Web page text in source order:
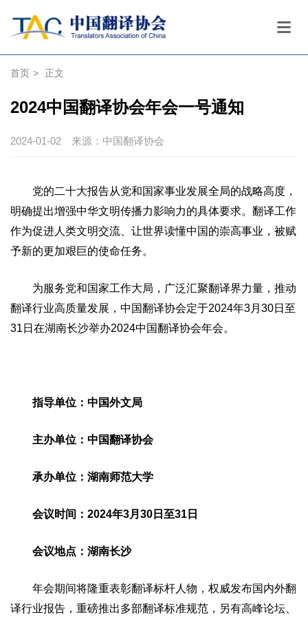
首页 > 正文
2024中国翻译协会年会一号通知
2024-01-02 来源：中国翻译协会
党的二十大报告从党和国家事业发展全局的战略高度，
明确提出增强中华文明传播力影响力的具体要求。翻译工作
作为促进人类文明交流、让世界读懂中国的崇高事业，被赋
予新的更加艰巨的使命任务。
为服务党和国家工作大局，广泛汇聚翻译界力量，推动
翻译行业高质量发展，中国翻译协会定于2024年3月30日至
31日在湖南长沙举办2024中国翻译协会年会。
指导单位：中国外文局
主办单位：中国翻译协会
承办单位：湖南师范大学
会议时间：2024年3月30日至31日
会议地点：湖南长沙
年会期间将隆重表彰翻译标杆人物，权威发布国内外翻
译行业报告，重磅推出多部翻译标准规范，另有高峰论坛、